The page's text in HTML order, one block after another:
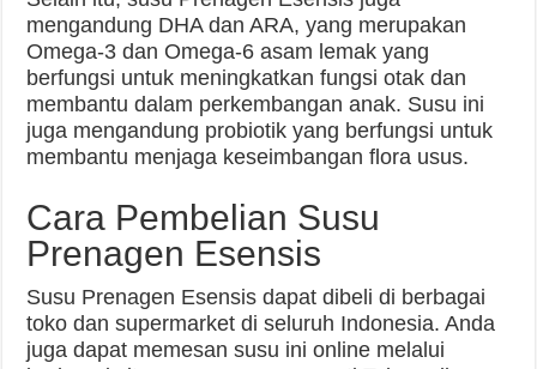
mengandung DHA dan ARA, yang merupakan
Omega-3 dan Omega-6 asam lemak yang
berfungsi untuk meningkatkan fungsi otak dan
membantu dalam perkembangan anak. Susu ini
juga mengandung probiotik yang berfungsi untuk
membantu menjaga keseimbangan flora usus.
Cara Pembelian Susu
Prenagen Esensis
Susu Prenagen Esensis dapat dibeli di berbagai
toko dan supermarket di seluruh Indonesia. Anda
juga dapat memesan susu ini online melalui